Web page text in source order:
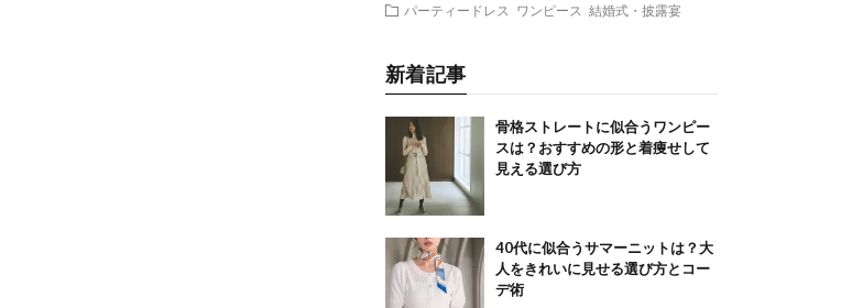
パーティードレス ワンピース 結婚式・披露宴
新着記事
骨格ストレートに似合うワンピー
スは？おすすめの形と着痩せして
見える選び方
40代に似合うサマーニットは？大
人をきれいに見せる選び方とコー
デ術